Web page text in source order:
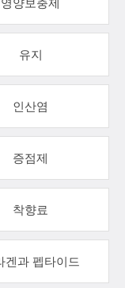
유지
인산염
증점제
착향료
겐과 펩타이드